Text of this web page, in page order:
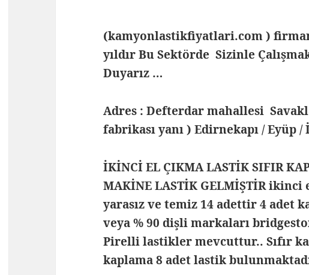
(kamyonlastikfiyatlari.com )
yıldır Bu Sektörde Sizinle
Duyarız …
Adres : Defterdar mahallesi
fabrikası yanı ) Edirnekapı / Eyüp
İKİNCİ EL ÇIKMA LASTİK SIFIR
MAKİNE LASTİK GELMİŞTİR ikinci
yarasız ve temiz 14 adettir 4 adet
veya % 90 dişli markaları
Pirelli lastikler mevcuttur.. Sıfır
kaplama 8 adet lastik